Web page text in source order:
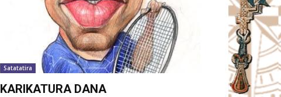
Satatatira
KARIKATURA DANA